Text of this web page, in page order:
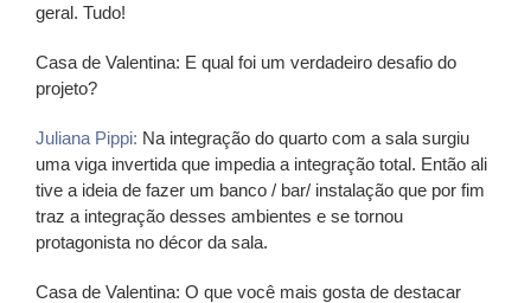
geral. Tudo!
Casa de Valentina: E qual foi um verdadeiro desafio do
projeto?
Juliana Pippi: Na integração do quarto com a sala surgiu
uma viga invertida que impedia a integração total. Então ali
tive a ideia de fazer um banco / bar/ instalação que por fim
traz a integração desses ambientes e se tornou
protagonista no décor da sala.
Casa de Valentina: O que você mais gosta de destacar